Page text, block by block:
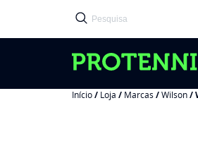
Início/ Loja / Marcas /Wilson/